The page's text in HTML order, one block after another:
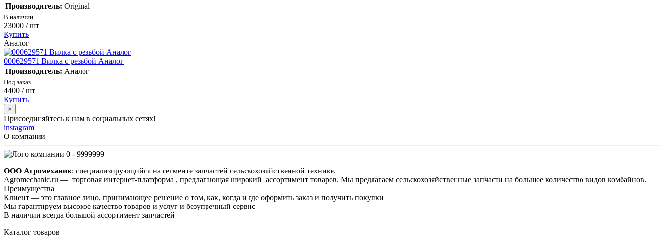
Производитель: Original
В наличии
23000 / шт
Купить
Аналог
000629571 Вилка с резьбой Аналог
Производитель: Аналог
Под заказ
4400 / шт
Купить
×
Присоединяйтесь к нам в социальных сетях!
instagram
О компании
0 - 9999999
ООО Агромеханик: специализирующийся на сегменте запчастей сельскохозяйственной технике.
Agromechanic.ru — торговая интернет-платформа , предлагающая широкий ассортимент товаров. Мы предлагаем сельскохозяйственные запчасти на большое количество видов комбайнов.
Преимущества
Клиент — это главное лицо, принимающее решение о том, как, когда и где оформить заказ и получить покупки
Мы гарантируем высокое качество товаров и услуг и безупречный сервис
В наличии всегда большой ассортимент запчастей
Каталог товаров